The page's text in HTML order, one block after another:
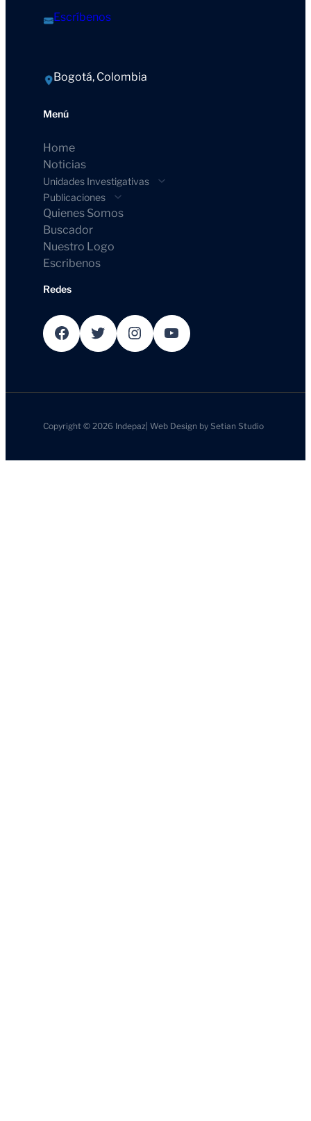
Escríbenos
Bogotá, Colombia
Menú
Home
Noticias
Unidades Investigativas
Publicaciones
Quienes Somos
Buscador
Nuestro Logo
Escribenos
Redes
Facebook Twitter Instagram YouTube
Copyright © 2026 Indepaz|Web Design bySetian Studio